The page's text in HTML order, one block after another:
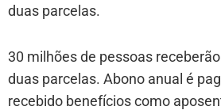
duas parcelas.
30 milhões de pessoas
duas parcelas. Abono anual é
recebido benefícios como